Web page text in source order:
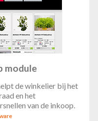
module
de winkelier bij het
en het
van de inkoop.